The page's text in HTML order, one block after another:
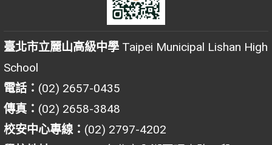
臺北市立麗山高級中學 Taipei Municipal Lishan High
School
電話： (02) 2657-0435
傳真： (02) 2658-3848
校安中心專線： (02) 2797-4202